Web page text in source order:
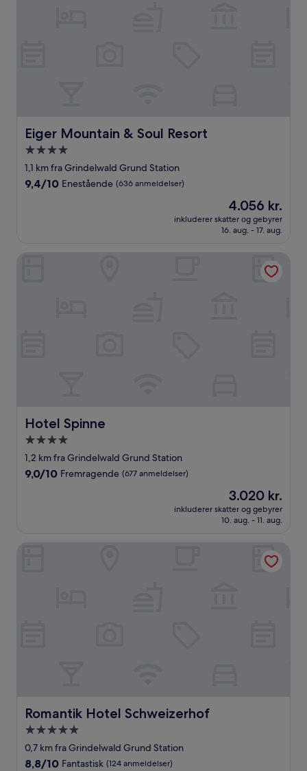
Eiger Mountain & Soul Resort
Eiger Mountain & Soul Resort
4.0-
stjernet
overnatningssted
1,1 km fra Grindelwald Grund Station
9.4
anmeldelser)
9,4/10 Enestående (636 anmeldelser)
Prisen
er
4.056 kr.
4.056 kr.
inkluderer skatter og gebyrer
16. aug. - 17. aug.
Hotel Spinne
Hotel Spinne
4.0-
stjernet
overnatningssted
1,2 km fra Grindelwald Grund Station
9.0
anmeldelser)
9,0/10 Fremragende (677 anmeldelser)
Prisen
er
3.020 kr.
3.020 kr.
inkluderer skatter og gebyrer
10. aug. - 11. aug.
Romantik Hotel Schweizerhof
Romantik Hotel Schweizerhof
5.0-
stjernet
overnatningssted
0,7 km fra Grindelwald Grund Station
8.8
8,8/10 Fantastisk (124 anmeldelser)